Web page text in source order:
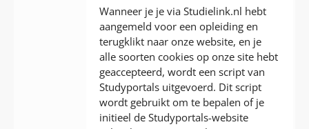
Wanneer je je via Studielink.nl hebt
aangemeld voor een opleiding en
terugklikt naar onze website, en je
alle soorten cookies op onze site hebt
geaccepteerd, wordt een script van
Studyportals uitgevoerd. Dit script
wordt gebruikt om te bepalen of je
initieel de Studyportals-website